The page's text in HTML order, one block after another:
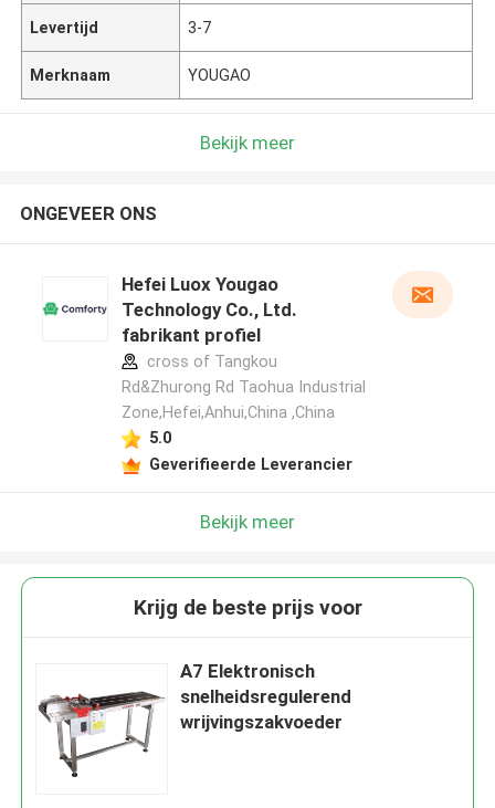
Levertijd 3-7
Merknaam YOUGAO
Bekijk meer
ONGEVEER ONS
Hefei Luox Yougao
Technology Co., Ltd.
fabrikant profiel
cross of Tangkou
Rd&Zhurong Rd Taohua Industrial
Zone,Hefei,Anhui,China ,China
5.0
Geverifieerde Leverancier
Bekijk meer
Krijg de beste prijs voor
A7 Elektronisch
snelheidsregulerend
wrijvingszakvoeder